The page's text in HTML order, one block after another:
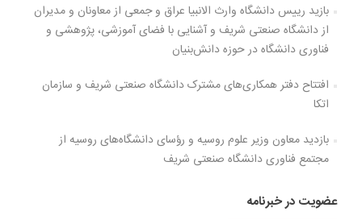
بازید رییس دانشگاه وارث الانبیا عراق و جمعی از معاونان و مدیران
از دانشگاه صنعتی شریف و آشنایی با فضای آموزشی، پژوهشی و
فناوری دانشگاه در حوزه دانش‌بنیان
افتتاح دفتر همکاری‌های مشترک دانشگاه صنعتی شریف و سازمان
اتکا
بازدید معاون وزیر علوم روسیه و رؤسای دانشگاه‌های روسیه از
مجتمع فناوری دانشگاه صنعتی شریف
عضویت در خبرنامه